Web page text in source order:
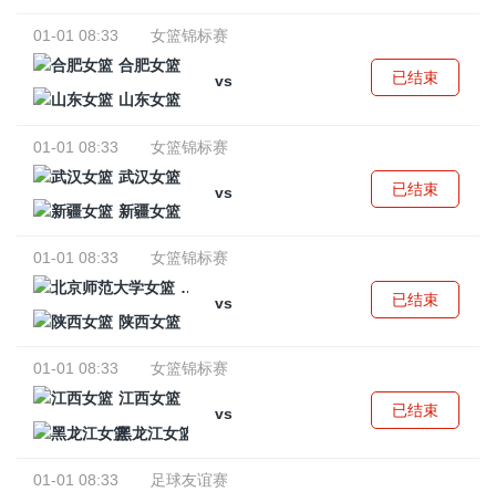
01-01 08:33
女篮锦标赛
合肥女篮
vs
山东女篮
已结束
01-01 08:33
女篮锦标赛
武汉女篮
vs
新疆女篮
已结束
01-01 08:33
女篮锦标赛
北京师范大学女篮
vs
陕西女篮
已结束
01-01 08:33
女篮锦标赛
江西女篮
vs
黑龙江女篮
已结束
01-01 08:33
足球友谊赛